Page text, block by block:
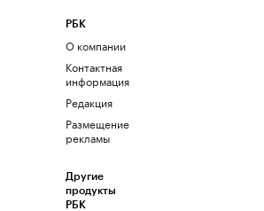
РБК
О компании
Контактная
информация
Редакция
Размещение
рекламы
Другие
продукты
РБК